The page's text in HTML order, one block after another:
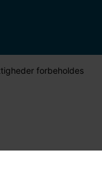
forbeholdes